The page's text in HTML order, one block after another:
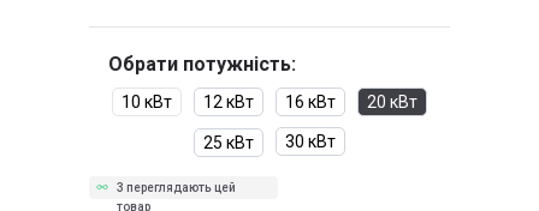
Обрати потужність:
10 кВт 12 кВт 16 кВт 20 кВт
30 кВт
25 кВт
3 переглядають цей
товар